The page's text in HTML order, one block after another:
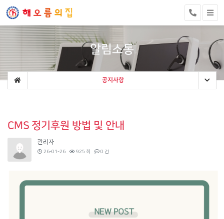
알림소통
공지사항
CMS 정기후원 방법 및 안내
관리자
26-01-26 925 회 0 건